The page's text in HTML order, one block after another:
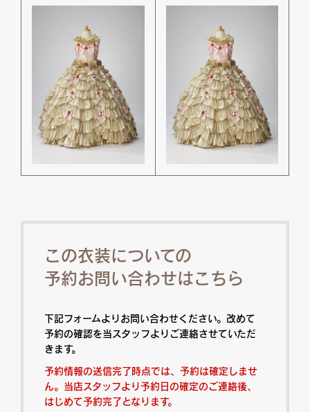
この衣装についての
予約お問い合わせはこちら
下記フォームよりお問い合わせください。改めて
予約の確認を当スタッフよりご連絡させていただ
きます。
予約情報の送信完了時点では、予約は確定しませ
ん。当店スタッフより予約日の確定のご連絡後、
はじめて予約完了となります。